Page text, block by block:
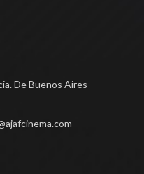
De Buenos Aires